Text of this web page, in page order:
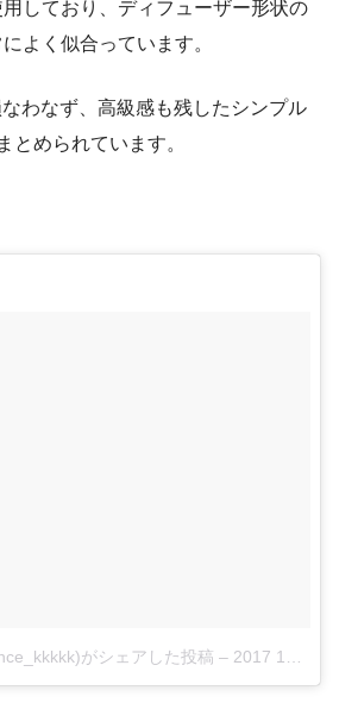
しており、ディフューザー形状の
よく似合っています。
わなず、高級感も残したシンプル
とめられています。
がシェアした投稿 – 2017 12月 2 8:50午後 PST